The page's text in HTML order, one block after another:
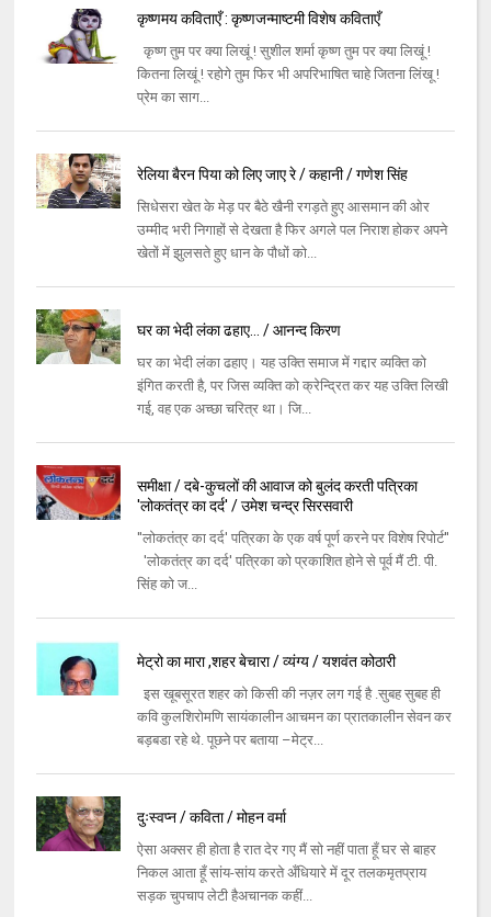
कृष्णमय कविताएँ : कृष्णजन्माष्टमी विशेष कविताएँ
कृष्ण तुम पर क्या लिखूं ! सुशील शर्मा कृष्ण तुम पर क्या लिखूं !
कितना लिखूं ! रहोगे तुम फिर भी अपरिभाषित चाहे जितना लिंखू !
प्रेम का साग...
रेलिया बैरन पिया को लिए जाए रे / कहानी / गणेश सिंह
सिधेसरा खेत के मेड़ पर बैठे खैनी रगड़ते हुए आसमान की ओर
उम्मीद भरी निगाहों से देखता है फिर अगले पल निराश होकर अपने
खेतों में झुलसते हुए धान के पौधों को...
घर का भेदी लंका ढहाए... / आनन्द किरण
घर का भेदी लंका ढहाए। यह उक्ति समाज में गद्दार व्यक्ति को
इंगित करती है, पर जिस व्यक्ति को क्रेन्द्रित कर यह उक्ति लिखी
गई, वह एक अच्छा चरित्र था। जि...
समीक्षा / दबे-कुचलों की आवाज को बुलंद करती पत्रिका
'लोकतंत्र का दर्द' / उमेश चन्द्र सिरसवारी
''लोकतंत्र का दर्द' पत्रिका के एक वर्ष पूर्ण करने पर विशेष रिपोर्ट''
'लोकतंत्र का दर्द' पत्रिका को प्रकाशित होने से पूर्व मैं टी. पी.
सिंह को ज...
मेट्रो का मारा ,शहर बेचारा / व्यंग्य / यशवंत कोठारी
इस खूबसूरत शहर को किसी की नज़र लग गई है .सुबह सुबह ही
कवि कुलशिरोमणि सायंकालीन आचमन का प्रातकालीन सेवन कर
बड़बडा रहे थे. पूछने पर बताया –मेट्र...
दुःस्वप्न / कविता / मोहन वर्मा
ऐसा अक्सर ही होता है रात देर गए मैं सो नहीं पाता हूँ घर से बाहर
निकल आता हूँ सांय-सांय करते अँधियारे में दूर तलकमृतप्राय
सड़क चुपचाप लेटी हैअचानक कहीं...